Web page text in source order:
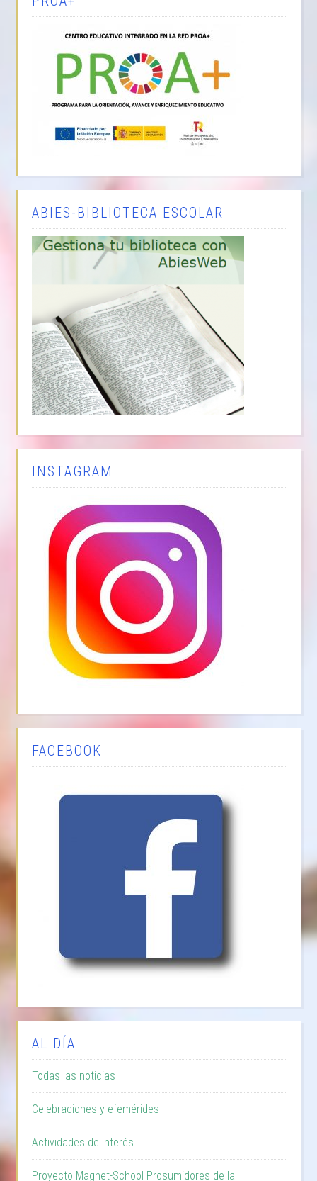
ABIES-BIBLIOTECA ESCOLAR
INSTAGRAM
FACEBOOK
AL DÍA
Todas las noticias
Celebraciones y efemérides
Actividades de interés
Proyecto Magnet-School Prosumidores de la